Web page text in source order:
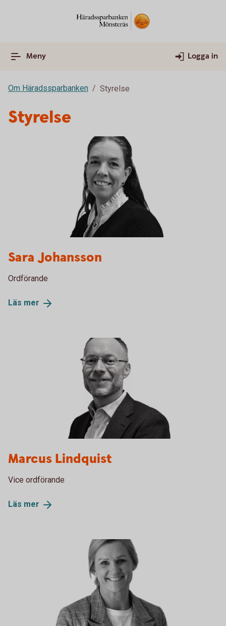
Meny Logga in
Om Häradssparbanken Styrelse
Styrelse
Sara Johansson
Ordförande
Läs mer
Marcus Lindquist
Vice ordförande
Läs mer